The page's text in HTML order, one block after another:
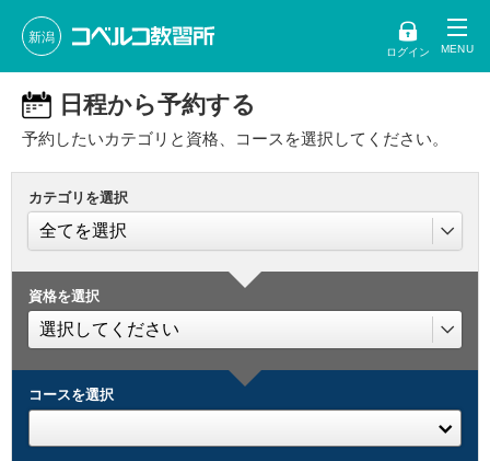
新潟
ログイン
日程から予約する
予約したいカテゴリと資格、コースを選択してください。
カテゴリを選択
資格を選択
コースを選択